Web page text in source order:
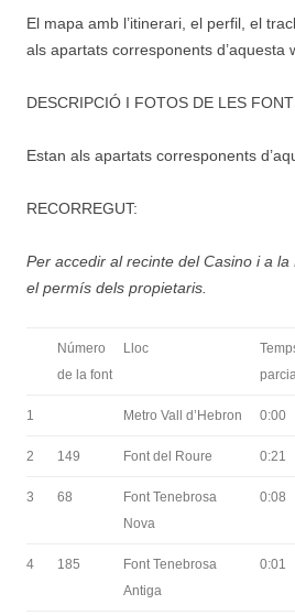
El mapa amb l’itinerari, el perfil, el
als apartats corresponents d’aquesta
DESCRIPCIÓ I FOTOS DE LES
Estan als apartats corresponents
RECORREGUT:
Per accedir al recinte del Casino i a
el permís dels propietaris.
Número
de la font
Lloc
1 Metro Vall d’Hebron 0:00
2 149 Font del Roure 0:21
3 68
Font Tenebrosa
Nova
0:08
4 185
Font Tenebrosa
Antiga
0:01